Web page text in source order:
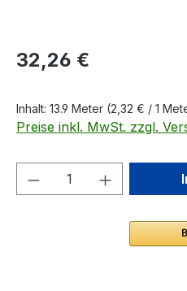
Regulärer Preis:
32,26 €
Inhalt: 13.9 Meter (2,32 € / 1
Preise inkl. MwSt. zzgl.
Produkt Anzahl: